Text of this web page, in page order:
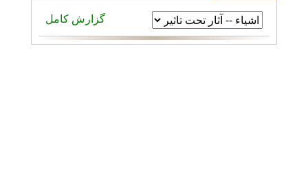
گزارش کامل